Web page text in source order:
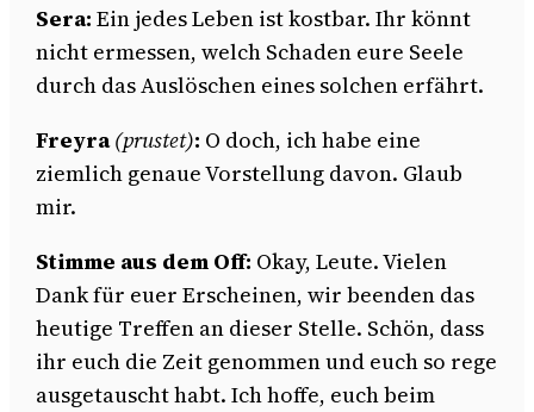
Sera: Ein jedes Leben ist kostbar. Ihr könnt
nicht ermessen, welch Schaden eure Seele
durch das Auslöschen eines solchen erfährt.
Freyra(prustet): O doch, ich habe eine
ziemlich genaue Vorstellung davon. Glaub
mir.
Stimme aus dem Off: Okay, Leute. Vielen
Dank für euer Erscheinen, wir beenden das
heutige Treffen an dieser Stelle. Schön, dass
ihr euch die Zeit genommen und euch so rege
ausgetauscht habt. Ich hoffe, euch beim